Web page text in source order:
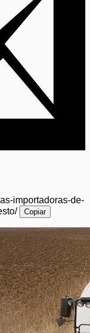
importadoras-de-
Copiar